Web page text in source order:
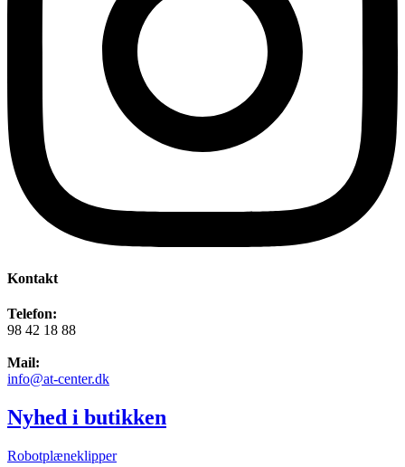
Kontakt
Telefon:
98 42 18 88
Mail:
info@at-center.dk
Nyhed i butikken
Robotplæneklipper